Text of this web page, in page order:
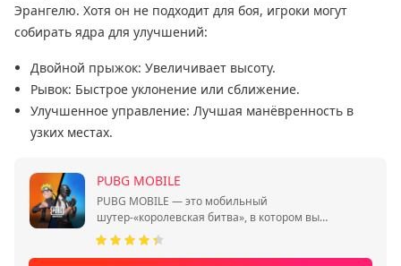
Эрангелю. Хотя он не подходит для боя, игроки могут
собирать ядра для улучшений:
Двойной прыжок: Увеличивает высоту.
Рывок: Быстрое уклонение или сближение.
Улучшенное управление: Лучшая манёвренность в
узких местах.
PUBG MOBILE
PUBG MOBILE — это мобильный
шутер-«королевская битва», в котором вы
сражаетесь за выживание в одиночку или
отрядом.